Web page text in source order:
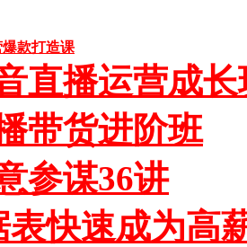
款打造课
直播运营成长
带货进阶班
参谋36讲
表快速成为高